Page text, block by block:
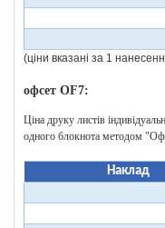
(ціни вказані за 1
офсет OF7:
Ціна друку листів
одного блокнота методом
Наклад